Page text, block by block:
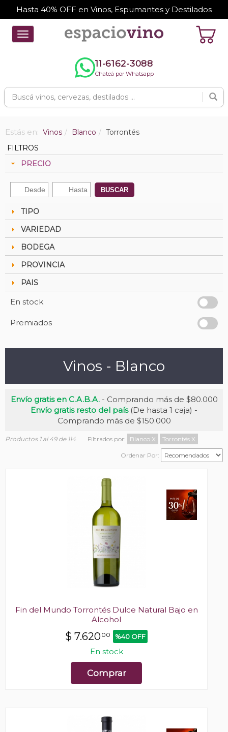
Hasta 40% OFF en Vinos, Espumantes y Destilados
Toggle
navigation
11-6162-3088
Chateá por Whatsapp
Estás en: Vinos Blanco
Torrontés
FILTROS
PRECIO
BUSCAR
TIPO
VARIEDAD
BODEGA
PROVINCIA
PAIS
En stock
Premiados
Vinos - Blanco
Envío gratis en C.A.B.A.- Comprando más de $80.000
Envío gratis resto del país(De hasta 1 caja) -
Comprando más de $150.000
Productos 1 al 49 de 114 Filtrados por: Blanco X Torrontés X
Ordenar Por:
Fin del Mundo Torrontés Dulce Natural Bajo en
Alcohol
$ 7.62000 %40 OFF
En stock
Comprar